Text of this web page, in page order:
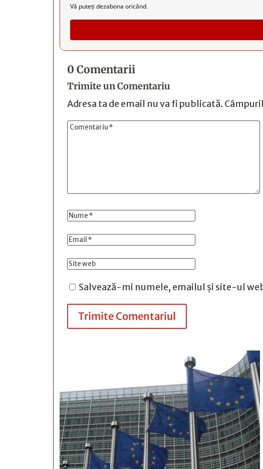
Vă puteți dezabona oricând.
0 Comentarii
Trimite un Comentariu
Adresa ta de email nu va fi publicată.
Salvează-mi numele, emailul și site-ul
Trimite Comentariul